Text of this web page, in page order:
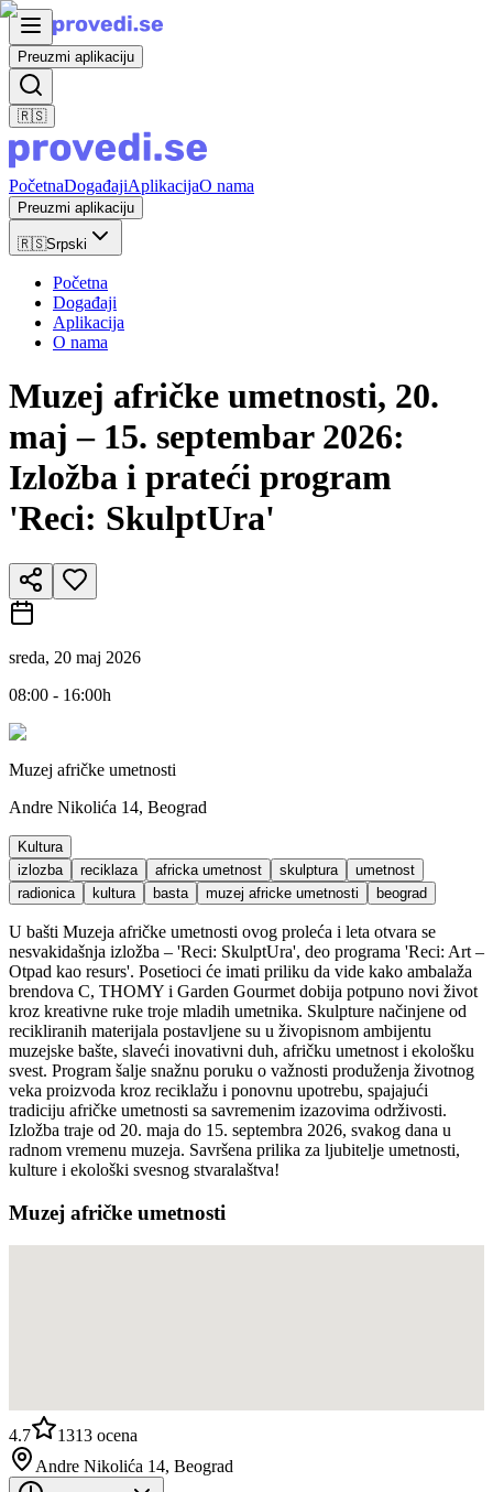
Preuzmi aplikaciju
🇷🇸
PočetnaDogađajiAplikacijaO nama
Preuzmi aplikaciju
🇷🇸Srpski
Početna
Događaji
Aplikacija
O nama
Muzej afričke umetnosti, 20.
maj – 15. septembar 2026:
Izložba i prateći program
'Reci: SkulptUra'
sreda, 20 maj 2026
08:00 - 16:00h
Muzej afričke umetnosti
Andre Nikolića 14, Beograd
Kultura
izlozba
reciklaza africka umetnost skulptura
umetnost
radionica
kultura basta muzej africke umetnosti beograd
U bašti Muzeja afričke umetnosti ovog proleća i leta otvara se
nesvakidašnja izložba – 'Reci: SkulptUra', deo programa 'Reci: Art –
Otpad kao resurs'. Posetioci će imati priliku da vide kako ambalaža
brendova C, THOMY i Garden Gourmet dobija potpuno novi život
kroz kreativne ruke troje mladih umetnika. Skulpture načinjene od
recikliranih materijala postavljene su u živopisnom ambijentu
muzejske bašte, slaveći inovativni duh, afričku umetnost i ekološku
svest. Program šalje snažnu poruku o važnosti produženja životnog
veka proizvoda kroz reciklažu i ponovnu upotrebu, spajajući
tradiciju afričke umetnosti sa savremenim izazovima održivosti.
Izložba traje od 20. maja do 15. septembra 2026, svakog dana u
radnom vremenu muzeja. Savršena prilika za ljubitelje umetnosti,
kulture i ekološki svesnog stvaralaštva!
Muzej afričke umetnosti
4.7 1313 ocena
Andre Nikolića 14, Beograd